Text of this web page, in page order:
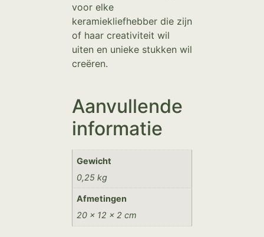
voor elke
keramiekliefhebber die zijn
of haar creativiteit wil
uiten en unieke stukken wil
creëren.
Aanvullende
informatie
Gewicht
0,25 kg
Afmetingen
20 × 12 × 2 cm